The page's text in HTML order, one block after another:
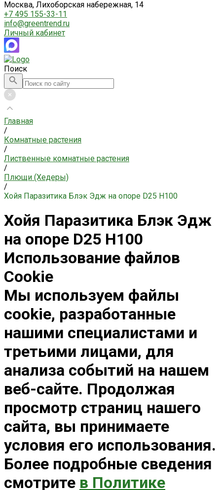
Москва, Лихоборская набережная, 14
+7 495 155-33-11
info@greentrend.ru
Личный кабинет
Поиск
Главная
/
Комнатные растения
/
Лиственные комнатные растения
/
Плющи (Хедеры)
/
Хойя Паразитика Блэк Эдж на опоре D25 H100
Хойя Паразитика Блэк Эдж
на опоре D25 H100
Использование файлов
Cookie
Мы используем файлы
cookie, разработанные
нашими специалистами и
третьими лицами, для
анализа событий на нашем
веб-сайте. Продолжая
просмотр страниц нашего
сайта, вы принимаете
условия его использования.
Более подробные сведения
смотрите в Политике